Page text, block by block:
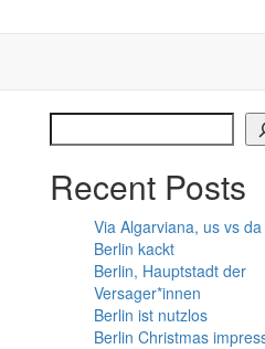
Recent Posts
Via Algarviana, us vs
Berlin kackt
Berlin, Hauptstadt der
Versager*innen
Berlin ist nutzlos
Berlin Christmas